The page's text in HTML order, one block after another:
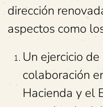
dirección
aspectos como
Un ejercicio
colaboración
Hacienda y el